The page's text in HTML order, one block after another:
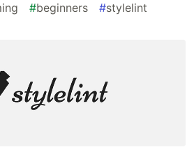
#beginners #stylelint